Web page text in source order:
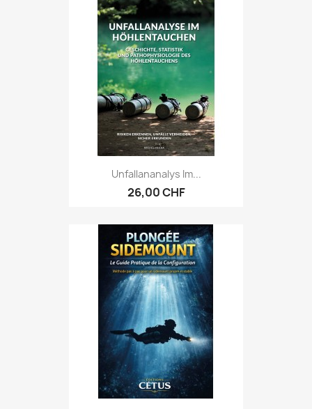
Unfallananalys Im...
26,00 CHF